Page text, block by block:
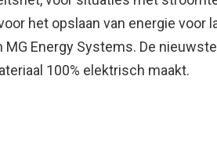
het opslaan van energie voor
Energy Systems. De
100% elektrisch maakt.